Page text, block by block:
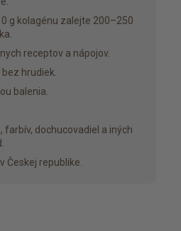
g kolagénu zalejte 200–250
receptov a nápojov.
hrudiek.
balenia.
farbív, dochucovadiel a iných
Českej republike.